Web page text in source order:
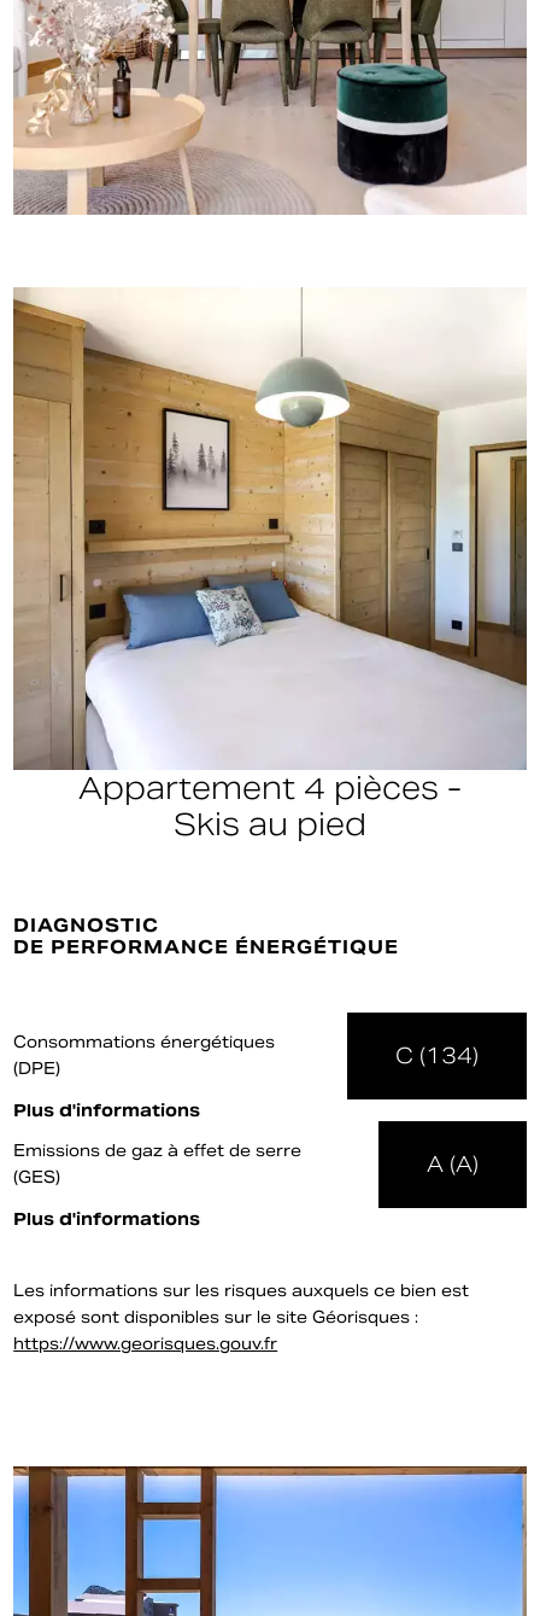
Appartement 4 pièces -
Skis au pied
DIAGNOSTIC
DE PERFORMANCE ÉNERGÉTIQUE
Consommations énergétiques
(DPE)
C (134)
Plus d'informations
Emissions de gaz à effet de serre
(GES)
A (A)
Plus d'informations
Les informations sur les risques auxquels ce bien est
exposé sont disponibles sur le site Géorisques :
https://www.georisques.gouv.fr